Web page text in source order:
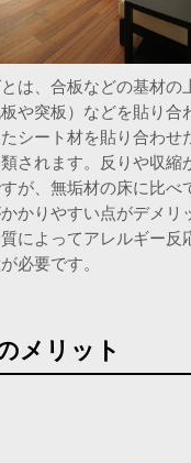
は、合板などの基材の
や突板）などを貼り合
シート材を貼り合わせ
されます。反りや収縮
が、無垢材の床に比べ
かりやすい点がデメリ
によってアレルギー反
必要です。
メリット